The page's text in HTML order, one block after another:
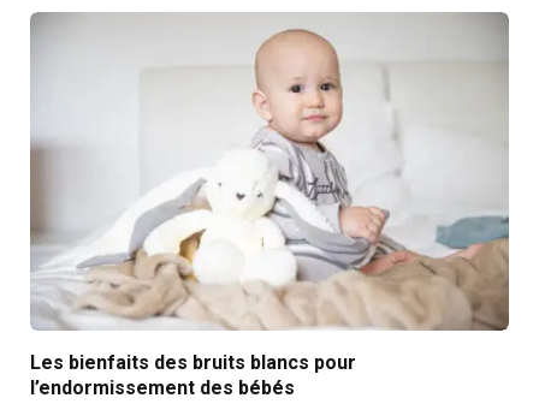
Les bienfaits des bruits blancs pour
l’endormissement des bébés